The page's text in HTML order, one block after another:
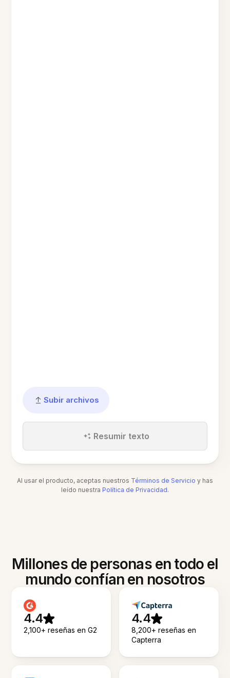
Subir archivos
Resumir texto
Al usar el producto, aceptas nuestros Términos de Servicio y has
leído nuestra Política de Privacidad.
Millones de personas en todo el
mundo confían en nosotros
4.4
2,100+ reseñas en G2
4.4
8,200+ reseñas en
Capterra